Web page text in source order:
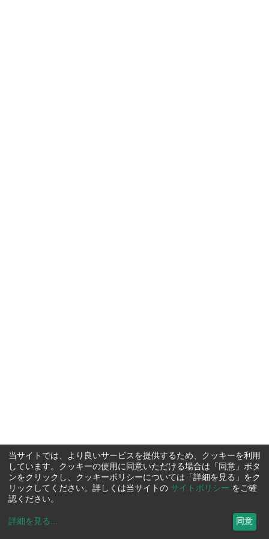
当サイトでは、より良いサービスを提供するため、クッキーを利用
しています。クッキーの使用に同意いただける場合は「同意」ボタ
ンをクリックし、クッキーポリシーについては「詳細を見る」をク
リックしてください。詳しくは当サイトの サイトポリシー をご確
認ください。
詳細を見る ... 同意